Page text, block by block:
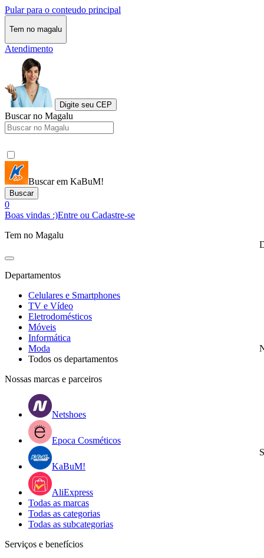
Pular para o conteudo principal
Tem no magalu
Atendimento
Digite seu CEP
Buscar no Magalu
Buscar em KaBuM!
Buscar
0
Boas vindas :)Entre ou Cadastre-se
Tem no Magalu
Departamentos
Celulares e Smartphones
TV e Vídeo
Eletrodomésticos
Móveis
Informática
Moda
Todos os departamentos
Nossas marcas e parceiros
Netshoes
Epoca Cosméticos
KaBuM!
AliExpress
Todas as marcas
Todas as categorias
Todas as subcategorias
Serviços e benefícios